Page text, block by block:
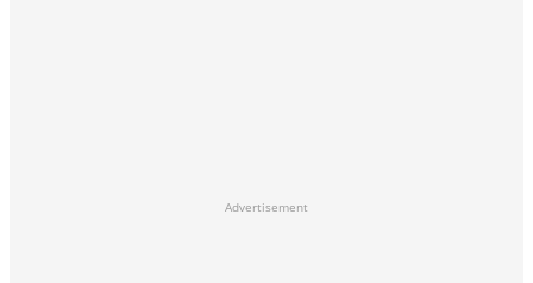
Advertisement